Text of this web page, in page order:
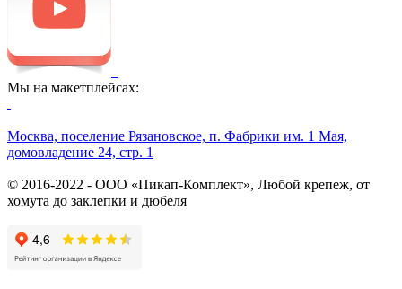
Мы на макетплейсах:
Москва, поселение Рязановское, п. Фабрики им. 1 Мая,
домовладение 24, стр. 1
© 2016-2022 - ООО «Пикап-Комплект», Любой крепеж, от
хомута до заклепки и дюбеля